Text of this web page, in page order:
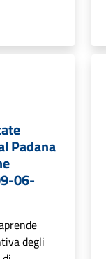
Padana
06-
degli